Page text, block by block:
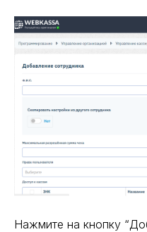
Нажмите на кнопку